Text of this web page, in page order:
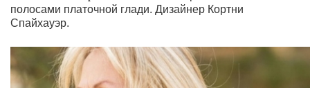
полосами платочной глади. Дизайнер Кортни
Спайхауэр.